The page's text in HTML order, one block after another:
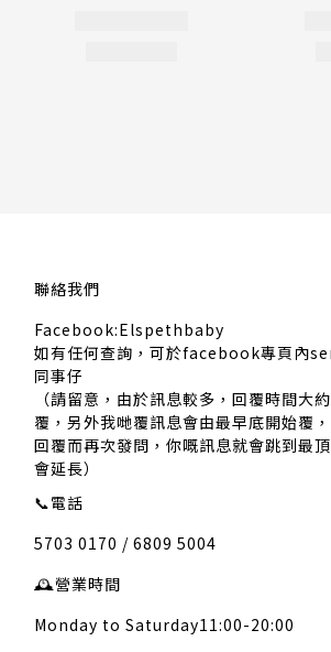
聯絡我們
Facebook:Elspethbaby
如有任何查詢，可於facebook專頁內
同事仔
（請留意，由於訊息較多，回覆時間大
覆，另外我哋覆訊息會由最早底開始覆
回覆而再次發問，你嘅訊息就會跳到最
會延長）
📞電話
5703 0170 / 6809 5004
🕰️營業時間
Monday to Saturday11:00-20:00